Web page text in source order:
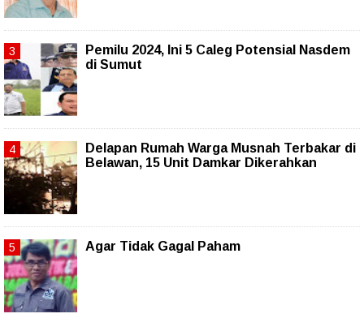
Pemilu 2024, Ini 5 Caleg Potensial Nasdem
di Sumut
Delapan Rumah Warga Musnah Terbakar di
Belawan, 15 Unit Damkar Dikerahkan
Agar Tidak Gagal Paham